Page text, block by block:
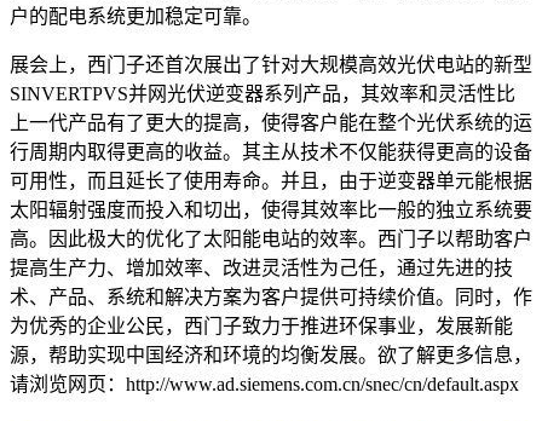
户的配电系统更加稳定可靠。
展会上，西门子还首次展出了针对大规模高效光伏电站的新型
SINVERTPVS并网光伏逆变器系列产品，其效率和灵活性比
上一代产品有了更大的提高，使得客户能在整个光伏系统的运
行周期内取得更高的收益。其主从技术不仅能获得更高的设备
可用性，而且延长了使用寿命。并且，由于逆变器单元能根据
太阳辐射强度而投入和切出，使得其效率比一般的独立系统要
高。因此极大的优化了太阳能电站的效率。西门子以帮助客户
提高生产力、增加效率、改进灵活性为己任，通过先进的技
术、产品、系统和解决方案为客户提供可持续价值。同时，作
为优秀的企业公民，西门子致力于推进环保事业，发展新能
源，帮助实现中国经济和环境的均衡发展。欲了解更多信息，
请浏览网页：http://www.ad.siemens.com.cn/snec/cn/default.aspx